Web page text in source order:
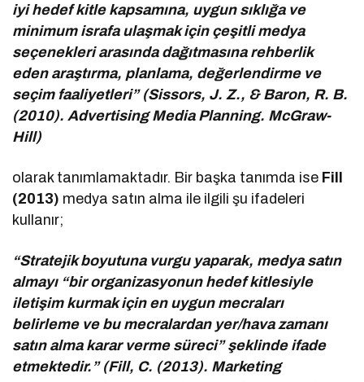
iyi hedef kitle kapsamına, uygun sıklığa ve
minimum israfa ulaşmak için çeşitli medya
seçenekleri arasında dağıtmasına rehberlik
eden araştırma, planlama, değerlendirme ve
seçim faaliyetleri” (Sissors, J. Z., & Baron, R. B.
(2010). Advertising Media Planning. McGraw-
Hill)
olarak tanımlamaktadır. Bir başka tanımda ise Fill
(2013) medya satın alma ile ilgili şu ifadeleri
kullanır;
“Stratejik boyutuna vurgu yaparak, medya satın
almayı “bir organizasyonun hedef kitlesiyle
iletişim kurmak için en uygun mecraları
belirleme ve bu mecralardan yer/hava zamanı
satın alma karar verme süreci” şeklinde ifade
etmektedir.” (Fill, C. (2013). Marketing